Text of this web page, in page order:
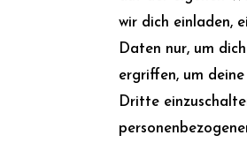
wir dich einladen,
Daten nur, um
ergriffen, um
Dritte